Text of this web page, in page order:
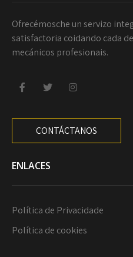
Ofrecémosche un servizo
satisfactoria coidando cada
mecánicos profesionais.
CONTÁCTANOS
ENLACES
Política de Privacidade
Política de cookies